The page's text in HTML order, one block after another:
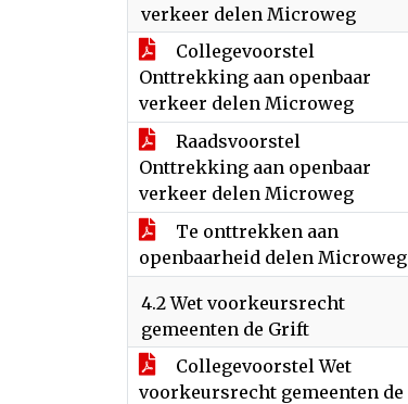
verkeer delen Microweg
Collegevoorstel
Onttrekking aan openbaar
verkeer delen Microweg
Raadsvoorstel
Onttrekking aan openbaar
verkeer delen Microweg
Te onttrekken aan
openbaarheid delen Microweg
4.2 Wet voorkeursrecht
gemeenten de Grift
Collegevoorstel Wet
voorkeursrecht gemeenten de